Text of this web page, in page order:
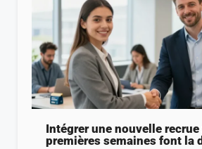
Intégrer une nouvelle recrue
premières semaines font la